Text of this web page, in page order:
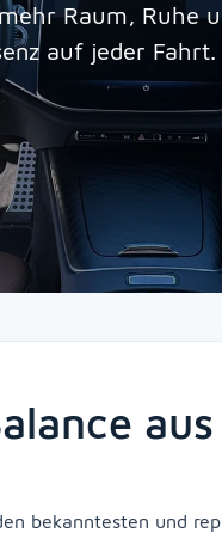
Raum, Ruhe
auf jeder Fahrt.
bekanntesten und